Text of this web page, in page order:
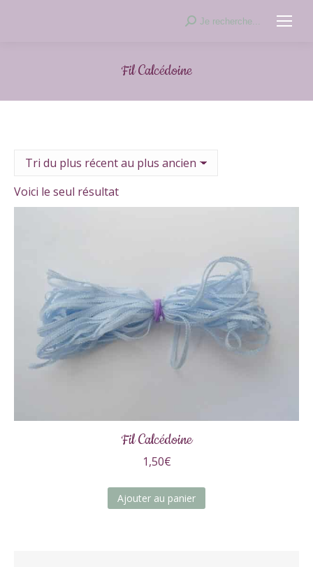
Recherche
Je recherche...
Fil Calcédoine
Voici le seul résultat
Fil Calcédoine
1,50€
Ajouter au panier